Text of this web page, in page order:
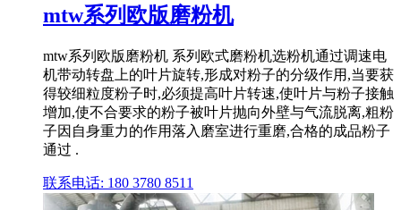
mtw系列欧版磨粉机
mtw系列欧版磨粉机 系列欧式磨粉机选粉机通过调速电
机带动转盘上的叶片旋转,形成对粉子的分级作用,当要获
得较细粒度粉子时,必须提高叶片转速,使叶片与粉子接触
增加,使不合要求的粉子被叶片抛向外壁与气流脱离,粗粉
子因自身重力的作用落入磨室进行重磨,合格的成品粉子
通过 .
联系电话: 180 3780 8511